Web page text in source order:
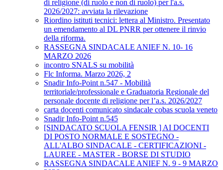
di religione (di ruolo e non di ruolo) per l'a.s.
2026/2027: avviata la rilevazione
Riordino istituti tecnici: lettera al Ministro. Presentato
un emendamento al DL PNRR per ottenere il rinvio
della riforma.
RASSEGNA SINDACALE ANIEF N. 10- 16
MARZO 2026
incontro SNALS su mobilità
Flc Informa. Marzo 2026, 2
Snadir Info-Point n.547 - Mobilità
territoriale/professionale e Graduatoria Regionale del
personale docente di religione per l’a.s. 2026/2027
carta docenti comunicato sindacale cobas scuola veneto
Snadir Info-Point n.545
[SINDACATO SCUOLA FENSIR ] AI DOCENTI
DI POSTO NORMALE E SOSTEGNO -
ALL'ALBO SINDACALE - CERTIFICAZIONI -
LAUREE - MASTER - BORSE DI STUDIO
RASSEGNA SINDACALE ANIEF N. 9 - 9 MARZO